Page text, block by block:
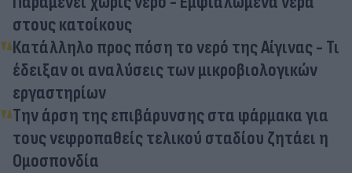
στους κατοίκους
Κατάλληλο προς πόση το νερό της Αίγινας - Τι
έδειξαν οι αναλύσεις των μικροβιολογικών
εργαστηρίων
Την άρση της επιβάρυνσης στα φάρμακα για
τους νεφροπαθείς τελικού σταδίου ζητάει η
Ομοσπονδία